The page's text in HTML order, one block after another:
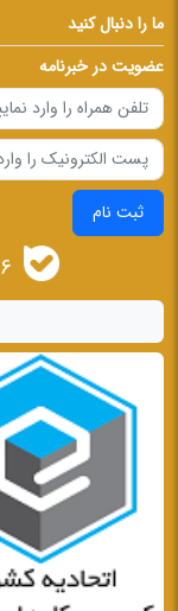
ما را دنبال کنید
عضویت در خبرنامه
ثبت نام